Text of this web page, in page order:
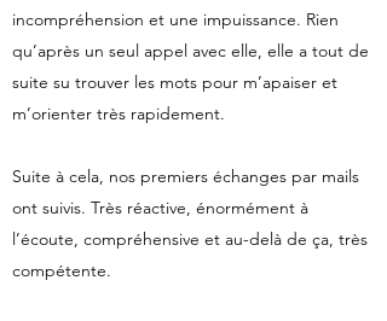
incompréhension et une impuissance. Rien
qu’après un seul appel avec elle, elle a tout de
suite su trouver les mots pour m’apaiser et
m’orienter très rapidement.
Suite à cela, nos premiers échanges par mails
ont suivis. Très réactive, énormément à
l’écoute, compréhensive et au-delà de ça, très
compétente.